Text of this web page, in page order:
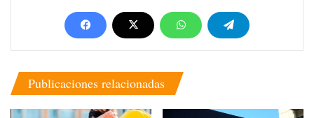
Publicaciones relacionadas